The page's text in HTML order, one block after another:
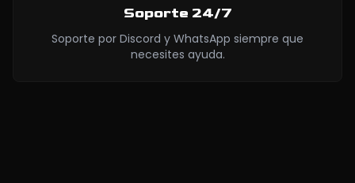
Soporte 24/7
Soporte por Discord y WhatsApp siempre que
necesites ayuda.